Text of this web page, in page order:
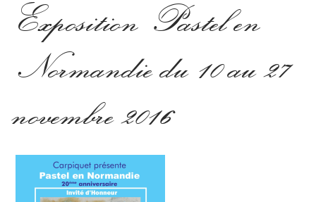
Exposition Pastel en
Normandie du 10 au 27
novembre 2016